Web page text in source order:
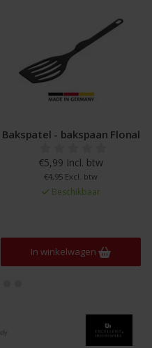
Bakspatel - bakspaan Flonal
€5,99 Incl. btw
€4,95 Excl. btw
Beschikbaar
In winkelwagen